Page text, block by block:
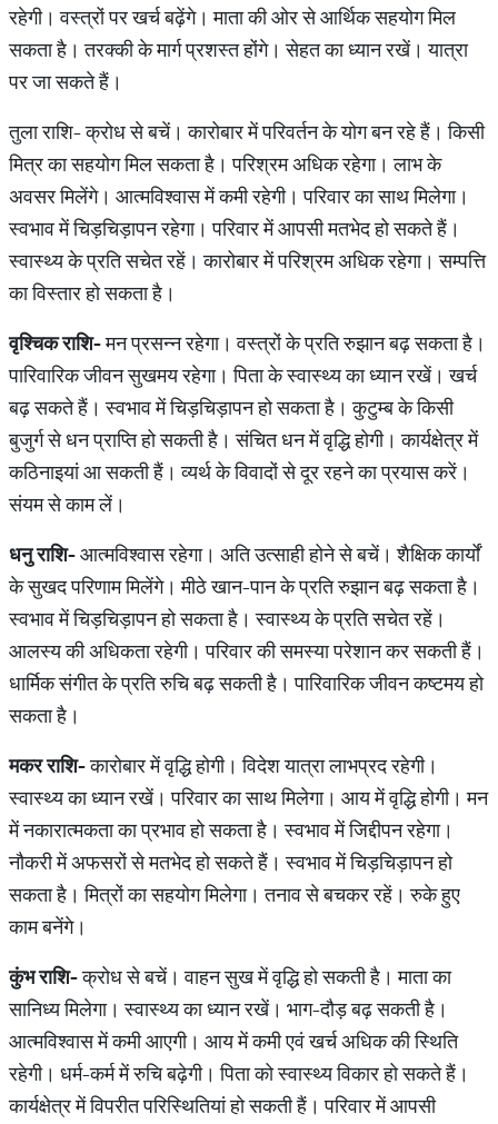
रहेगी। वस्त्रों पर खर्च बढ़ेंगे। माता की ओर से आर्थिक सहयोग मिल
सकता है। तरक्की के मार्ग प्रशस्त होंगे। सेहत का ध्यान रखें। यात्रा
पर जा सकते हैं।
तुला राशि- क्रोध से बचें। कारोबार में परिवर्तन के योग बन रहे हैं। किसी
मित्र का सहयोग मिल सकता है। परिश्रम अधिक रहेगा। लाभ के
अवसर मिलेंगे। आत्मविश्वास में कमी रहेगी। परिवार का साथ मिलेगा।
स्वभाव में चिड़चिड़ापन रहेगा। परिवार में आपसी मतभेद हो सकते हैं।
स्वास्थ्‍य के प्रति सचेत रहें। कारोबार में परिश्रम अधिक रहेगा। सम्पत्ति
का विस्तार हो सकता है।
वृश्चिक राशि-मन प्रसन्न रहेगा। वस्त्रों के प्रति रुझान बढ़ सकता है।
पारिवारिक जीवन सुखमय रहेगा। पिता के स्वास्थ्‍य का ध्यान रखें। खर्च
बढ़ सकते हैं। स्वभाव में चिड़चिड़ापन हो सकता है। कुटुम्ब के किसी
बुजुर्ग से धन प्राप्ति‍ हो सकती है। संचित धन में वृद्धि होगी। कार्यक्षेत्र में
कठिनाइयां आ सकती हैं। व्‍यर्थ के व‍िवादों से दूर रहने का प्रयास करें।
संयम से काम लें।
धनु राशि-आत्मविश्वास रहेगा। अति उत्साही होने से बचें। शैक्षिक कार्यों
के सुखद परिणाम मिलेंगे। मीठे खान-पान के प्रति रुझान बढ़ सकता है।
स्वभाव में चिड़चिड़ापन हो सकता है। स्वास्थ्‍य के प्रति सचेत रहें।
आलस्य की अधिकता रहेगी। परिवार की समस्या परेशान कर सकती हैं।
धार्मिक संगीत के प्रति रुचि बढ़ सकती है। पारिवारिक जीवन कष्टमय हो
सकता है।
मकर राशि-कारोबार में वृद्धि होगी। विदेश यात्रा लाभप्रद रहेगी।
स्वास्थ्‍य का ध्यान रखें। परिवार का साथ मिलेगा। आय में वृद्धि होगी। मन
में नकारात्मकता का प्रभाव हो सकता है। स्वभाव में जिद्दीपन रहेगा।
नौकरी में अफसरों से मतभेद हो सकते हैं। स्वभाव में चिड़चिड़ापन हो
सकता है। मित्रों का सहयोग मिलेगा। तनाव से बचकर रहें। रुके हुए
काम बनेंगे।
कुंभ राशि-क्रोध से बचें। वाहन सुख में वृद्धि हो सकती है। माता का
सानिध्य मिलेगा। स्वास्थ्‍य का ध्यान रखें। भाग-दौड़ बढ़ सकती है।
आत्मविश्वास में कमी आएगी। आय में कमी एवं खर्च अधिक की स्थिति
रहेगी। धर्म-कर्म में रुचि बढ़ेगी। पिता को स्वास्थ्‍य विकार हो सकते हैं।
कार्यक्षेत्र में विपरीत परिस्थितियां हो सकती हैं। परिवार में आपसी